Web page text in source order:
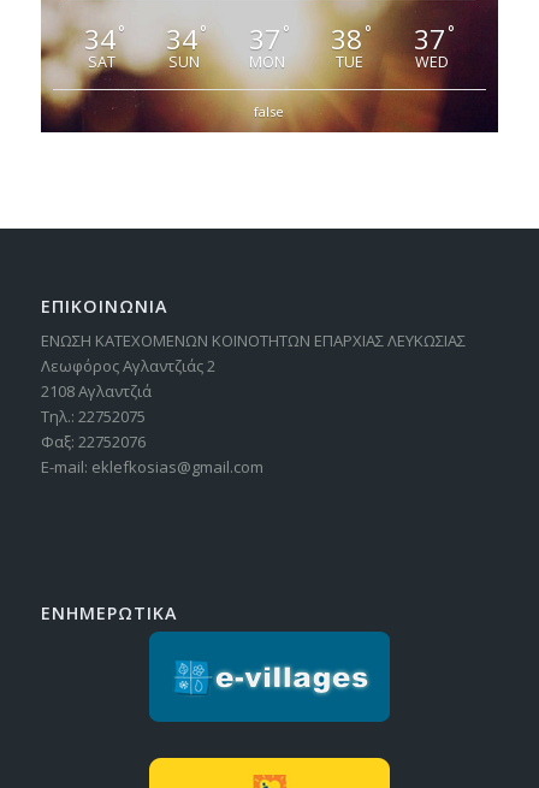
34°
SAT
34°
SUN
37 °
MON
38°
TUE
37°
WED
false
ΕΠΙΚΟΙΝΩΝΙΑ
ΕΝΩΣΗ ΚΑΤΕΧΟΜΕΝΩΝ ΚΟΙΝΟΤΗΤΩΝ ΕΠΑΡΧΙΑΣ ΛΕΥΚΩΣΙΑΣ
Λεωφόρος Αγλαντζιάς 2
2108 Αγλαντζιά
Τηλ.: 22752075
Φαξ: 22752076
E-mail: eklefkosias@gmail.com
ΕΝΗΜΕΡΩΤΙΚΑ